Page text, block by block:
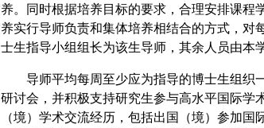
养。同时根据培养目标的要求，合理安排课程
养实行导师负责和集体培养相结合的方式，对
士生指导小组组长为该生导师，其余人员由本
导师平均每周至少应为指导的博士生组织
研讨会，并积极支持研究生参与高水平国际学
（境）学术交流经历，包括出国（境）参加